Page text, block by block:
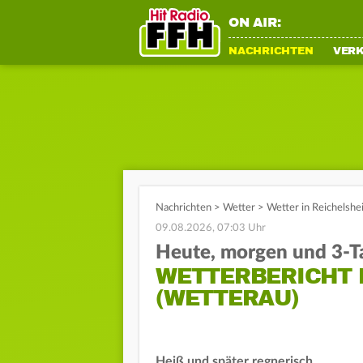
ON AIR:
NACHRICHTEN
Nachrichten > Wetter > Wetter in
09.08.2026, 07:03 Uhr
Heute, morgen und 3-
WETTERBERICHT
(WETTERAU)